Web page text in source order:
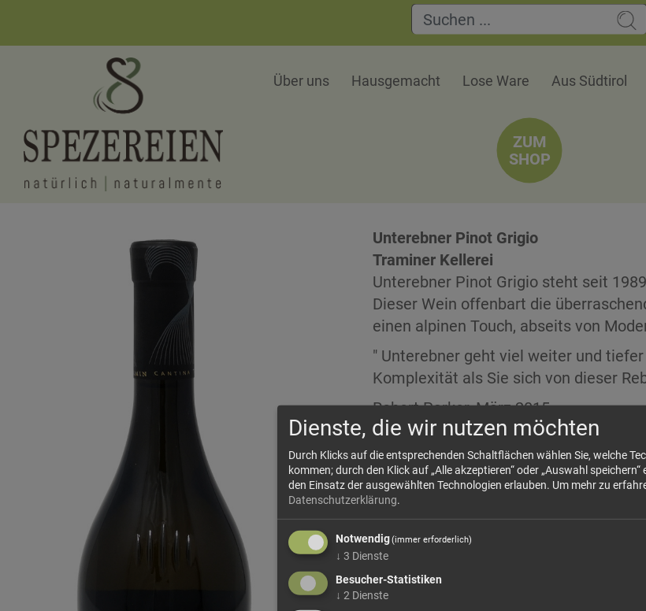
Über uns Hausgemacht Lose Ware Aus Südtirol
ZUM
SHOP
Unterebner Pinot Grigio
Traminer Kellerei
Unterebner Pinot Grigio steht seit
Dieser Wein offenbart die
einen alpinen Touch, abseits von
" Unterebner geht viel weiter und
Komplexität als Sie sich von dieser
Robert Parker, März 2015
Größe: 750 ml
Dienste, die wir nutzen möchten
Durch Klicks auf die entsprechenden Schaltflächen wählen Sie, welche
kommen; durch den Klick auf „Alle akzeptieren“ oder „Auswahl speichern“
den Einsatz der ausgewählten Technologien erlauben. Um mehr zu
Datenschutzerklärung.
Notwendig(immer erforderlich)
↓ 3 Dienste
Besucher-Statistiken
↓ 2 Dienste